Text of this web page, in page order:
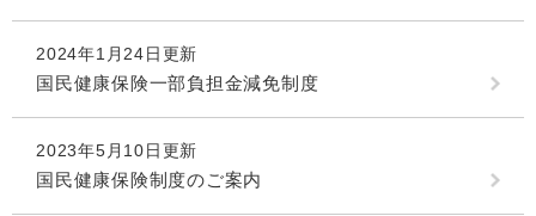
2024年1月24日更新
国民健康保険一部負担金減免制度
2023年5月10日更新
国民健康保険制度のご案内